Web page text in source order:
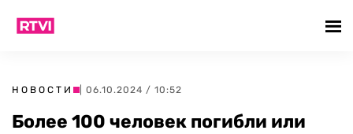
НОВОСТИ | 06.10.2024 / 10:52
Более 100 человек погибли или